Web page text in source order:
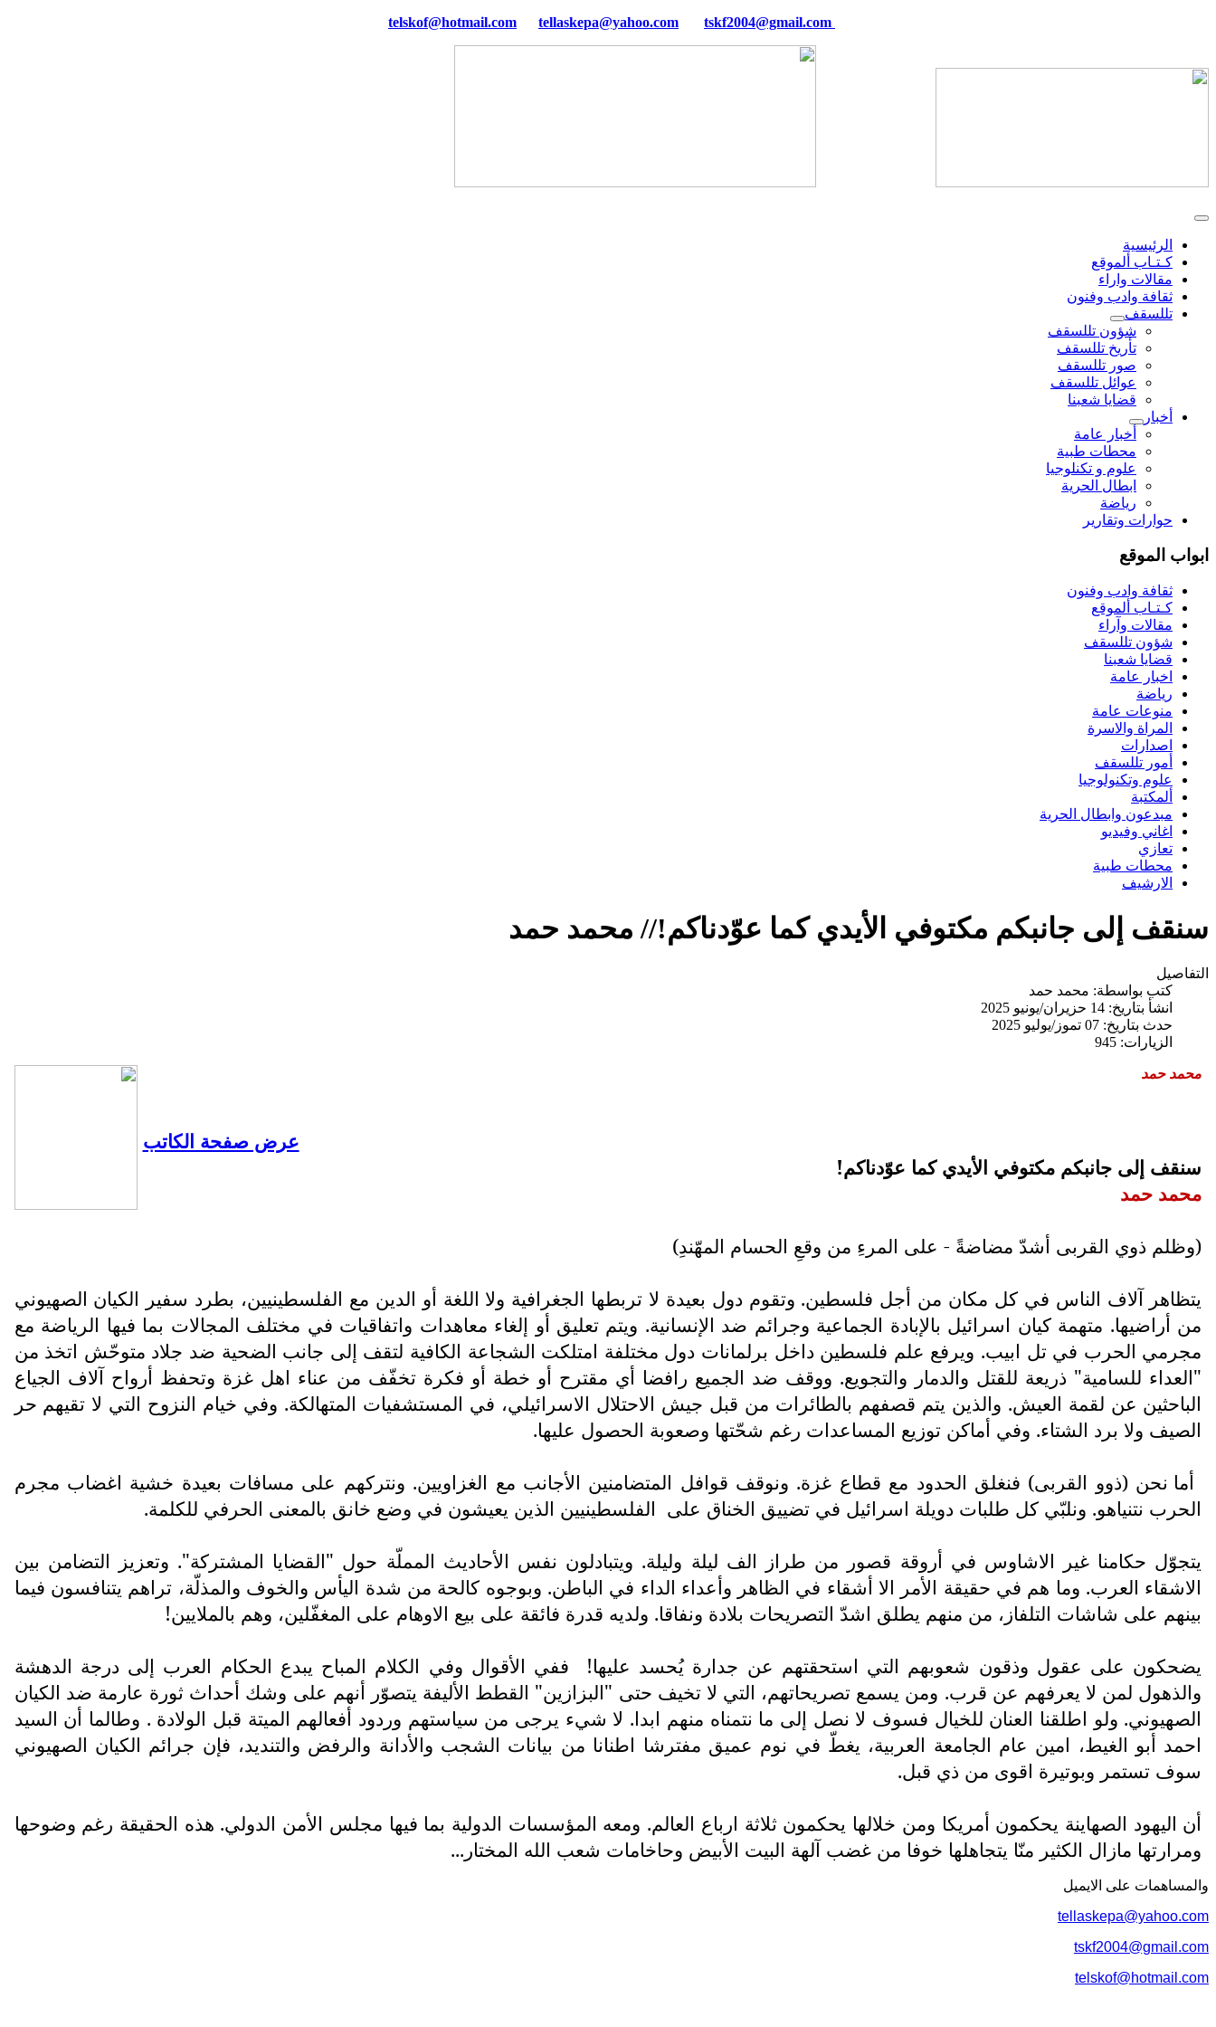
tellaskepa@yahoo.com tskf2004@gmail.com
الرئيسية
كـتـاب ألموقع
مقالات واراء
ثقافة وادب وفنون
تللسقف
شؤون تللسقف
تأريخ تللسقف
صور تللسقف
عوائل تللسقف
قضايا شعبنا
أخبار
أخبار عامة
محطات طبية
علوم و تکنلوجیا
ابطال الحرية
رياضة
حوارات وتقارير
ابواب الموقع
ثقافة وادب وفنون
كـتـاب ألموقع
مقالات وآراء
شؤون تللسقف
قضايا شعبنا
اخبار عامة
رياضة
منوعات عامة
المراة والاسرة
اصدارات
أمور تللسقف
علوم وتكنولوجيا
ألمكتبة
مبدعون وابطال الحرية
اغاني وفيديو
تعازي
محطات طبية
الارشيف
سنقف إلى جانبكم مكتوفي الأيدي كما عوّدناكم!// محمد حمد
التفاصيل
كتب بواسطة: محمد حمد
انشأ بتاريخ: 14 حزيران/يونيو 2025
حدث بتاريخ: 07 تموز/يوليو 2025
الزيارات: 945
محمد حمد
عرض صفحة الكاتب
سنقف إلى جانبكم مكتوفي الأيدي كما عوّدناكم!
محمد حمد
(وظلم ذوي القربى أشدّ مضاضةً - على المرءِ من وقعِ الحسام المهّندِ)
يتظاهر آلاف الناس في كل مكان من أجل فلسطين. وتقوم دول بعيدة لا تربطها الجغرافية ولا اللغة أو الدين مع الفلسطينيين، بطرد سفير الكيان الصهيوني
من أراضيها. متهمة كيان اسرائيل بالإبادة الجماعية وجرائم ضد الإنسانية. ويتم تعليق أو إلغاء معاهدات واتفاقيات في مختلف المجالات بما فيها الرياضة مع
مجرمي الحرب في تل ابيب. ويرفع علم فلسطين داخل برلمانات دول مختلفة امتلكت الشجاعة الكافية لتقف إلى جانب الضحية ضد جلاد متوحّش اتخذ من
"العداء للسامية" ذريعة للقتل والدمار والتجويع. ووقف ضد الجميع رافضا أي مقترح أو خطة أو فكرة تخفّف من عناء اهل غزة وتحفظ أرواح آلاف الجياع
الباحثين عن لقمة العيش. والذين يتم قصفهم بالطائرات من قبل جيش الاحتلال الاسرائيلي، في المستشفيات المتهالكة. وفي خيام النزوح التي لا تقيهم حر
الصيف ولا برد الشتاء. وفي أماكن توزيع المساعدات رغم شحّتها وصعوبة الحصول عليها.
أما نحن (ذوو القربى) فنغلق الحدود مع قطاع غزة. ونوقف قوافل المتضامنين الأجانب مع الغزاويين. ونتركهم على مسافات بعيدة خشية اغضاب مجرم
الحرب نتنياهو. ونلبّي كل طلبات دويلة اسرائيل في تضييق الخناق على الفلسطينيين الذين يعيشون في وضع خانق بالمعنى الحرفي للكلمة.
يتجوّل حكامنا غير الاشاوس في أروقة قصور من طراز الف ليلة وليلة. ويتبادلون نفس الأحاديث المملّة حول "القضايا المشتركة". وتعزيز التضامن بين
الاشقاء العرب. وما هم في حقيقة الأمر الا أشقاء في الظاهر وأعداء الداء في الباطن. وبوجوه كالحة من شدة اليأس والخوف والمذلّة، تراهم يتنافسون فيما
بينهم على شاشات التلفاز، من منهم يطلق اشدّ التصريحات بلادة ونفاقا. ولديه قدرة فائقة على بيع الاوهام على المغفّلين، وهم بالملايين!
يضحكون على عقول وذقون شعوبهم التي استحقتهم عن جدارة يُحسد عليها!
ففي الأقوال وفي الكلام المباح يبدع الحكام العرب إلى درجة الدهشة
والذهول لمن لا يعرفهم عن قرب. ومن يسمع تصريحاتهم، التي لا تخيف حتى "البزازين" القطط الأليفة يتصوّر أنهم على وشك أحداث ثورة عارمة ضد الكيان
الصهيوني. ولو اطلقنا العنان للخيال فسوف لا نصل إلى ما نتمناه منهم ابدا. لا شيء يرجى من سياستهم وردود أفعالهم الميتة قبل الولادة . وطالما أن السيد
احمد أبو الغيط، امين عام الجامعة العربية، يغطّ في نوم عميق مفترشا اطنانا من بيانات الشجب والأدانة والرفض والتنديد، فإن جرائم الكيان الصهيوني
سوف تستمر وبوتيرة اقوى من ذي قبل.
أن اليهود الصهاينة يحكمون أمريكا ومن خلالها يحكمون ثلاثة ارباع العالم. ومعه المؤسسات الدولية بما فيها مجلس الأمن الدولي. هذه الحقيقة رغم وضوحها
ومرارتها مازال الكثير منّا يتجاهلها خوفا من غضب آلهة البيت الأبيض وحاخامات شعب الله المختار...
والمساهمات علی الایمیل
tellaskepa@yahoo.com
tskf2004@gmail.com
telskof@hotmail.com